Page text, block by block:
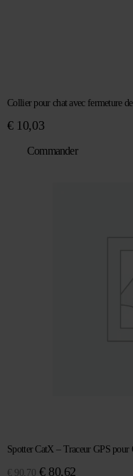
Collier pour chat avec fermeture
€10,03
Commander
Spotter CatX – Traceur GPS pour
€ 90,70 Le
€80,62